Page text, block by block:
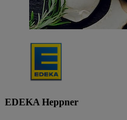
EDEKA Heppner